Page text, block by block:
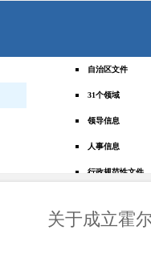
自治区文件
31个领域
领导信息
人事信息
行政规范性文件
财政预决算
关于成立霍